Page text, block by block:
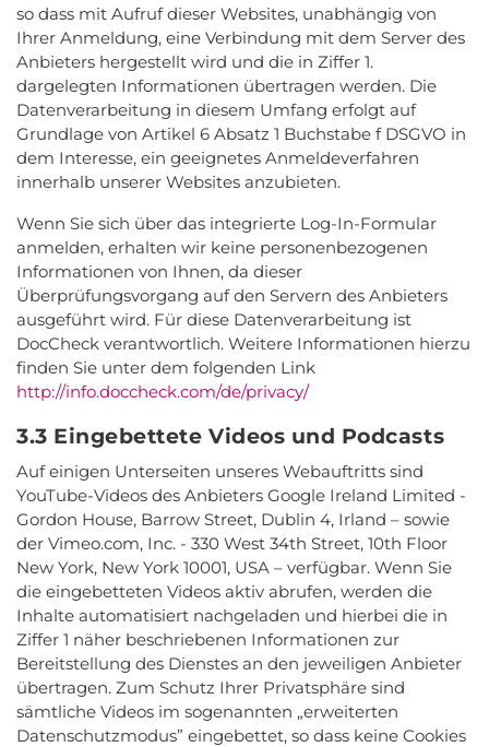
so dass mit Aufruf dieser Websites, unabhängig von
Ihrer Anmeldung, eine Verbindung mit dem Server des
Anbieters hergestellt wird und die in Ziffer 1.
dargelegten Informationen übertragen werden. Die
Datenverarbeitung in diesem Umfang erfolgt auf
Grundlage von Artikel 6 Absatz 1 Buchstabe f DSGVO in
dem Interesse, ein geeignetes Anmeldeverfahren
innerhalb unserer Websites anzubieten.
Wenn Sie sich über das integrierte Log-In-Formular
anmelden, erhalten wir keine personenbezogenen
Informationen von Ihnen, da dieser
Überprüfungsvorgang auf den Servern des Anbieters
ausgeführt wird. Für diese Datenverarbeitung ist
DocCheck verantwortlich. Weitere Informationen hierzu
finden Sie unter dem folgenden Link
http://info.doccheck.com/de/privacy/
3.3 Eingebettete Videos und Podcasts
Auf einigen Unterseiten unseres Webauftritts sind
YouTube-Videos des Anbieters Google Ireland Limited -
Gordon House, Barrow Street, Dublin 4, Irland – sowie
der Vimeo.com, Inc. - 330 West 34th Street, 10th Floor
New York, New York 10001, USA – verfügbar. Wenn Sie
die eingebetteten Videos aktiv abrufen, werden die
Inhalte automatisiert nachgeladen und hierbei die in
Ziffer 1 näher beschriebenen Informationen zur
Bereitstellung des Dienstes an den jeweiligen Anbieter
übertragen. Zum Schutz Ihrer Privatsphäre sind
sämtliche Videos im sogenannten „erweiterten
Datenschutzmodus” eingebettet, so dass keine Cookies